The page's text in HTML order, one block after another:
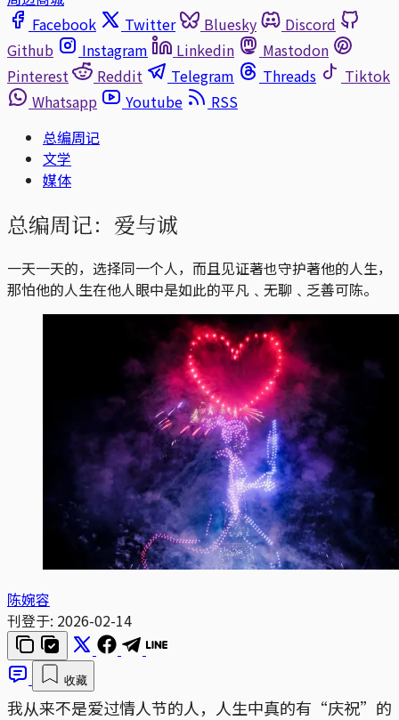
Facebook
Twitter Bluesky
Discord
Github
Instagram Linkedin
Mastodon
Pinterest
Reddit Telegram Threads
Tiktok
Whatsapp
Youtube
RSS
总编周记
文学
媒体
总编周记：爱与诚
一天一天的，选择同一个人，而且见证著也守护著他的人生，
那怕他的人生在他人眼中是如此的平凡﹑无聊﹑乏善可陈。
陈婉容
刊登于: 2026-02-14
收藏
我从来不是爱过情人节的人，人生中真的有“庆祝”的